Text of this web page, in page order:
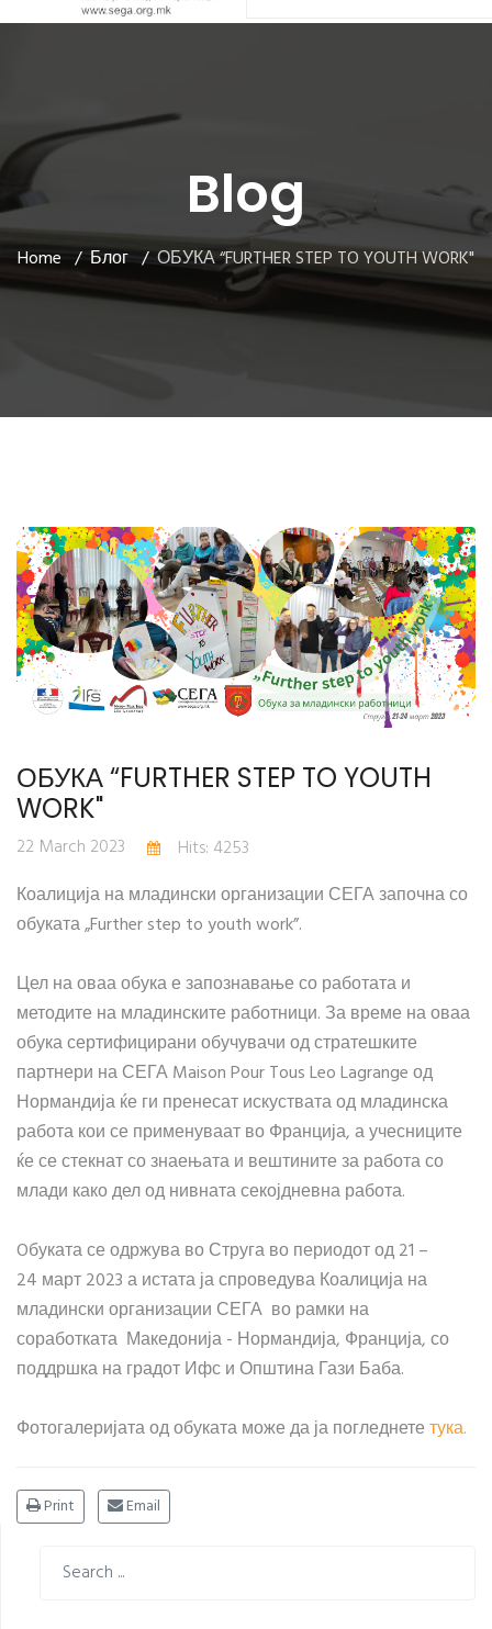
Blog
Home Блог ОБУКА “FURTHER STEP TO YOUTH WORK"
ОБУКА “FURTHER STEP TO YOUTH
WORK"
22 March 2023
Hits: 4253
Коалиција на младински организации СЕГА започна со
обуката „Further step to youth work”.
Цел на оваа обука е запознавање со работата и
методите на младинските работници. За време на оваа
обука сертифицирани обучувачи од стратешките
партнери на СЕГА Maison Pour Tous Leo Lagrange од
Нормандија ќе ги пренесат искуствата од младинска
работа кои се применуваат во Франција, а учесниците
ќе се стекнат со знаењата и вештините за работа со
млади како дел од нивната секојдневна работа.
Oбуката се одржува во Струга во периодот од 21 –
24 март 2023 а истата ја спроведува Коалиција на
младински организации СЕГА во рамки на
соработката Македонија - Нормандија, Франција, со
поддршка на градот Ифс и Општина Гази Баба.
Фотогалеријата од обуката може да ја погледнететука.
Print Email